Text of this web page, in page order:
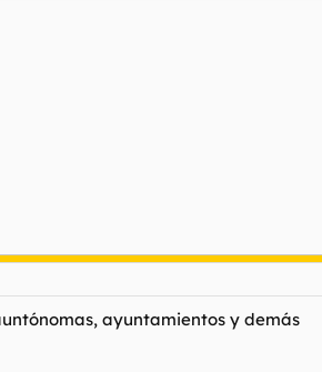
ayuntamientos y demás